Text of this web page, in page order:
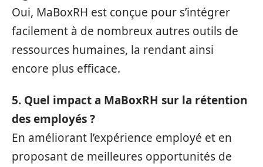
Oui, MaBoxRH est conçue pour s’intégrer
facilement à de nombreux autres outils de
ressources humaines, la rendant ainsi
encore plus efficace.
5. Quel impact a MaBoxRH sur la rétention
des employés ?
En améliorant l’expérience employé et en
proposant de meilleures opportunités de